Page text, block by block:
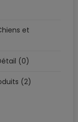
et
(0)
(2)